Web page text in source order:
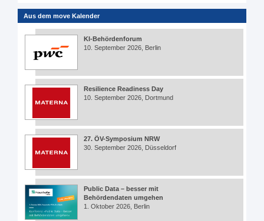
Aus dem move Kalender
KI-Behördenforum
10. September 2026, Berlin
Resilience Readiness Day
10. September 2026, Dortmund
27. ÖV-Symposium NRW
30. September 2026, Düsseldorf
Public Data – besser mit
Behördendaten umgehen
1. Oktober 2026, Berlin